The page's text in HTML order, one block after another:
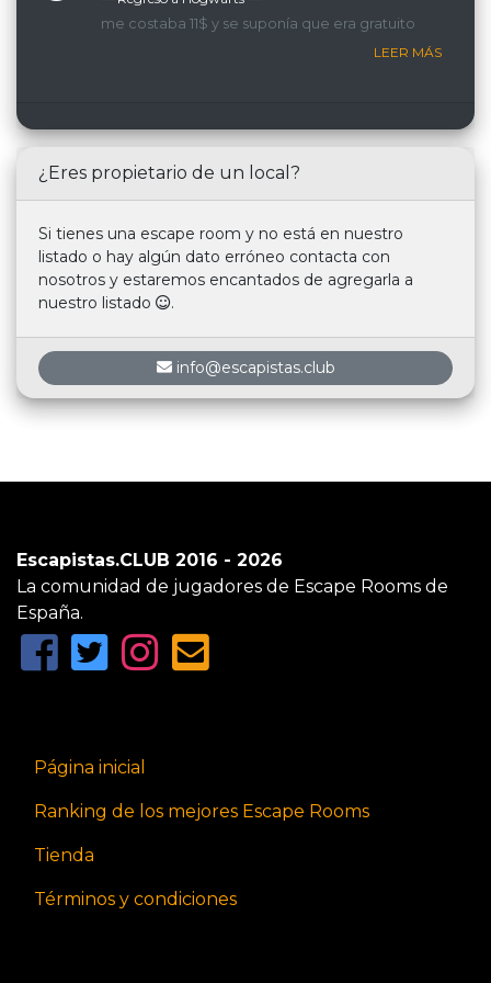
me costaba 11$ y se suponía que era gratuito
LEER MÁS
¿Eres propietario de un local?
Si tienes una escape room y no está en nuestro
listado o hay algún dato erróneo contacta con
nosotros y estaremos encantados de agregarla a
nuestro listado
.
info@escapistas.club
Escapistas.CLUB 2016 - 2026
La comunidad de jugadores de Escape Rooms de
España.
Página inicial
Ranking de los mejores Escape Rooms
Tienda
Términos y condiciones